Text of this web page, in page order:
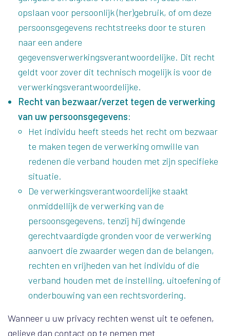
opslaan voor persoonlijk (her)gebruik, of om deze
persoonsgegevens rechtstreeks door te sturen
naar een andere
gegevensverwerkingsverantwoordelijke. Dit recht
geldt voor zover dit technisch mogelijk is voor de
verwerkingsverantwoordelijke.
Recht van bezwaar/verzet tegen de verwerking
van uw persoonsgegevens:
Het individu heeft steeds het recht om bezwaar
te maken tegen de verwerking omwille van
redenen die verband houden met zijn specifieke
situatie.
De verwerkingsverantwoordelijke staakt
onmiddellijk de verwerking van de
persoonsgegevens, tenzij hij dwingende
gerechtvaardigde gronden voor de verwerking
aanvoert die zwaarder wegen dan de belangen,
rechten en vrijheden van het individu of die
verband houden met de instelling, uitoefening of
onderbouwing van een rechtsvordering.
Wanneer u uw privacy rechten wenst uit te oefenen,
gelieve dan contact op te nemen met